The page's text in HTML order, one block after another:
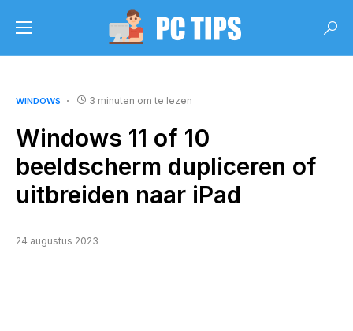
WINDOWS 3 minuten om te lezen
Windows 11 of 10
beeldscherm dupliceren of
uitbreiden naar iPad
24 augustus 2023